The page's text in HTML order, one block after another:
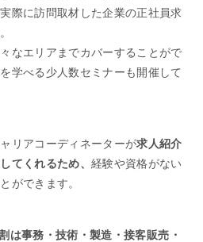
際に訪問取材した企業の正社員求
なエリアまでカバーすることがで
学べる少人数セミナーも開催して
リアコーディネーターが求人紹介
てくれるため、 経験や資格がない
ができます。
は事務・技術・製造・接客販売・